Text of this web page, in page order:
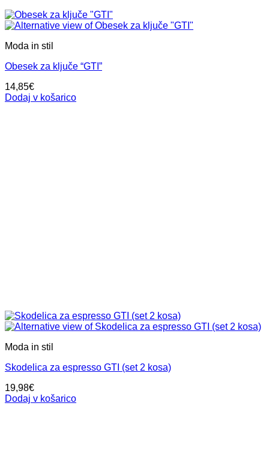
Moda in stil
Obesek za ključe “GTI”
14,85€
Dodaj v košarico
Moda in stil
Skodelica za espresso GTI (set 2 kosa)
19,98€
Dodaj v košarico